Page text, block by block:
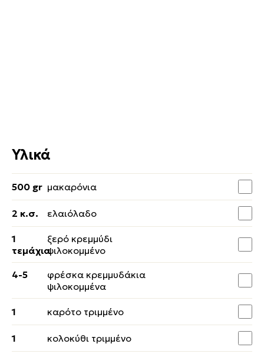
Υλικά
500 gr μακαρόνια
2 κ.σ. ελαιόλαδο
1
τεμάχια
ξερό κρεμμύδι
ψιλοκομμένο
4-5
φρέσκα κρεμμυδάκια
ψιλοκομμένα
1 καρότο τριμμένο
1 κολοκύθι τριμμένο